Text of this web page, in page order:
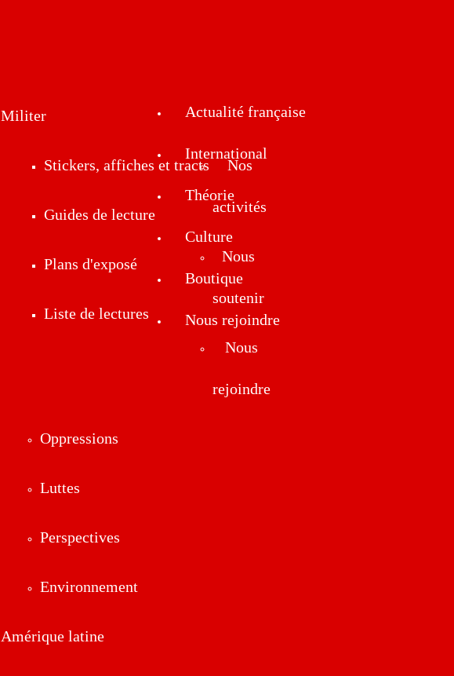
Militer
Stickers, affiches et tracts
Guides de lecture
Plans d'exposé
Liste de lectures
Nos
activités
Nous
soutenir
Nous
rejoindre
Actualité française
Oppressions
Luttes
Perspectives
Environnement
International
Amérique latine
Théorie
Culture
Boutique
Nous rejoindre